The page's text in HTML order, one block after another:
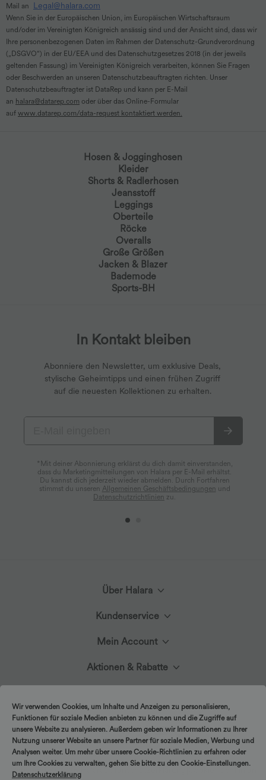
Mail an
Legal@halara.com
Wenn Sie in der Europäischen Union, im Europäischen Wirtschaftsraum
und/oder im Vereinigten Königreich ansässig sind und der Ansicht sind, dass wir
Ihre personenbezogenen Daten im Rahmen der Datenschutz-Grundverordnung
(„DSGVO“) in der EU/EEA und des Datenschutzgesetzes 2018 (in der jeweils
geltenden Fassung) im Vereinigten Königreich verarbeiten, können Sie Fragen
oder Beschwerden an unseren Datenschutzbeauftragten richten. Unser
Datenschutzbeauftragter ist DataRep und kann per E-Mail
an halara@datarep.com oder über das Online-Formular
auf www.datarep.com/data-request kontaktiert werden.
Hosen & Jogginghosen
Kleider
Shorts & Radlerhosen
Jeansstoff
Leggings
Oberteile
Röcke
Overalls
Große Größen
Jacken & Blazer
Bademode
Sports-BH
In Kontakt bleiben
Abonniere den Newsletter, um exklusive Deals,
stylische Geheimtipps und einen frühen Zugriff
auf die neuesten Kollektionen zu erhalten.
*Mit deiner Abonnierung erklärst du dich damit einverstanden,
dass du Marketingmitteilungen von Halara per E-Mail erhältst.
Du kannst dich jederzeit wieder abmelden. Durch Fortfahren
stimmst du unseren Allgemeinen Geschäftsbedingungen und
Datenschutzrichtlinien zu.
Über Halara
Lerne Halara kennen
Stoffinnovation
Presse
Kundenservice
Live-Chat
Kontakt
Rückgabebedingungen
FAQs
Mein Account
Anmelden oder Registrieren
Bestellung verfolgen
Kontodetails
Aktionen & Rabatte
Markenbotschafter
Affiliate-Programme
Copyright © 2026 Halara
Datenschutzerklärung Cookie-Richtlinien
Wir verwenden Cookies, um Inhalte und Anzeigen zu personalisieren,
Funktionen für soziale Medien anbieten zu können und die Zugriffe auf
unsere Website zu analysieren. Außerdem geben wir Informationen zu Ihrer
Nutzung unserer Website an unsere Partner für soziale Medien, Werbung und
Analysen weiter. Um mehr über unsere Cookie-Richtlinien zu erfahren oder
um Ihre Cookies zu verwalten, gehen Sie bitte zu den Cookie-Einstellungen.
Datenschutzerklärung